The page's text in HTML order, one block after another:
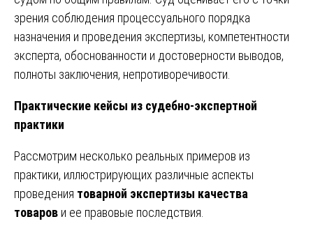
зрения соблюдения процессуального порядка
назначения и проведения экспертизы, компетентности
эксперта, обоснованности и достоверности выводов,
полноты заключения, непротиворечивости.
Практические кейсы из судебно-экспертной
практики
Рассмотрим несколько реальных примеров из
практики, иллюстрирующих различные аспекты
проведения товарной экспертизы качества
товаров и ее правовые последствия.